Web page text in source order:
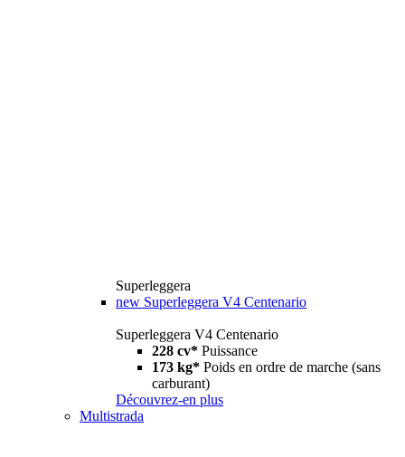
Superleggera
new Superleggera V4 Centenario
Superleggera V4 Centenario
228 cv* Puissance
173 kg* Poids en ordre de marche (sans
carburant)
Découvrez-en plus
Multistrada